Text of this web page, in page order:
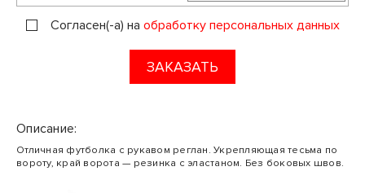
Согласен(-а) на обработку персональных данных
ЗАКАЗАТЬ
Описание:
Отличная футболка с рукавом реглан. Укрепляющая тесьма по
вороту, край ворота — резинка с эластаном. Без боковых швов.